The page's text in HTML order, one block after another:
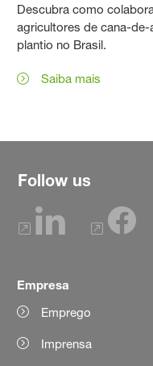
Descubra como
agricultores de cana-
plantio no Brasil.
Saiba mais
Follow us
Empresa
Emprego
Imprensa